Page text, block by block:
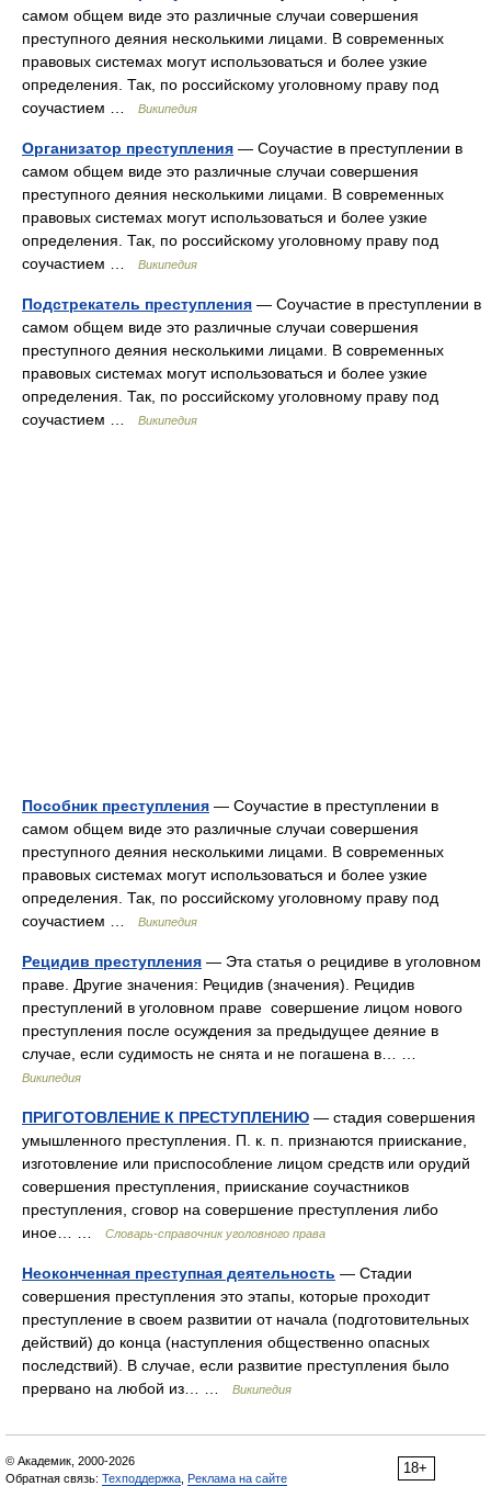
самом общем виде это различные случаи совершения
преступного деяния несколькими лицами. В современных
правовых системах могут использоваться и более узкие
определения. Так, по российскому уголовному праву под
соучастием …
Википедия
Организатор преступления — Соучастие в преступлении в
самом общем виде это различные случаи совершения
преступного деяния несколькими лицами. В современных
правовых системах могут использоваться и более узкие
определения. Так, по российскому уголовному праву под
соучастием …
Википедия
Подстрекатель преступления — Соучастие в преступлении в
самом общем виде это различные случаи совершения
преступного деяния несколькими лицами. В современных
правовых системах могут использоваться и более узкие
определения. Так, по российскому уголовному праву под
соучастием …
Википедия
Пособник преступления — Соучастие в преступлении в
самом общем виде это различные случаи совершения
преступного деяния несколькими лицами. В современных
правовых системах могут использоваться и более узкие
определения. Так, по российскому уголовному праву под
соучастием …
Википедия
Рецидив преступления — Эта статья о рецидиве в уголовном
праве. Другие значения: Рецидив (значения). Рецидив
преступлений в уголовном праве совершение лицом нового
преступления после осуждения за предыдущее деяние в
случае, если судимость не снята и не погашена в… …
Википедия
ПРИГОТОВЛЕНИЕ К ПРЕСТУПЛЕНИЮ — стадия совершения
умышленного преступления. П. к. п. признаются приискание,
изготовление или приспособление лицом средств или орудий
совершения преступления, приискание соучастников
преступления, сговор на совершение преступления либо
иное… …
Словарь-справочник уголовного права
Неоконченная преступная деятельность — Стадии
совершения преступления это этапы, которые проходит
преступление в своем развитии от начала (подготовительных
действий) до конца (наступления общественно опасных
последствий). В случае, если развитие преступления было
прервано на любой из… …
Википедия
18+
© Академик, 2000-2026
Обратная связь: Техподдержка Реклама на сайте